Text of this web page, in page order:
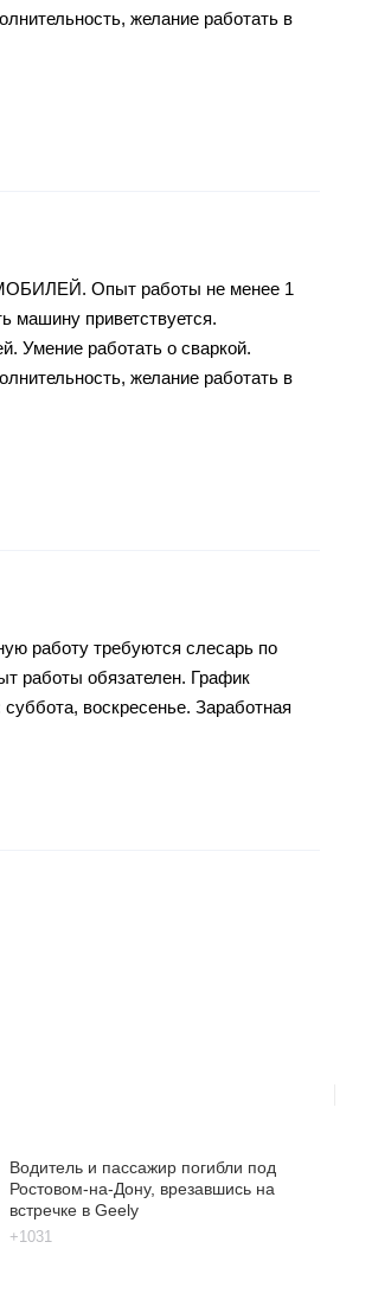
желание работать в
Опыт работы не менее 1
машину приветствуется.
Умение работать о сваркой.
желание работать в
работу требуются слесарь по
работы обязателен. График
воскресенье. Заработная
Водитель и пассажир погибли под
Ростовом-на-Дону, врезавшись на
встречке в Geely
+1031